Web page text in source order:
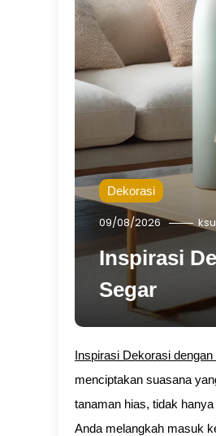
Dekorasi
09/08/2026
Inspirasi
Segar
Inspirasi Dekorasi
menciptakan suasana
tanaman hias, tidak
Anda melangkah masuk